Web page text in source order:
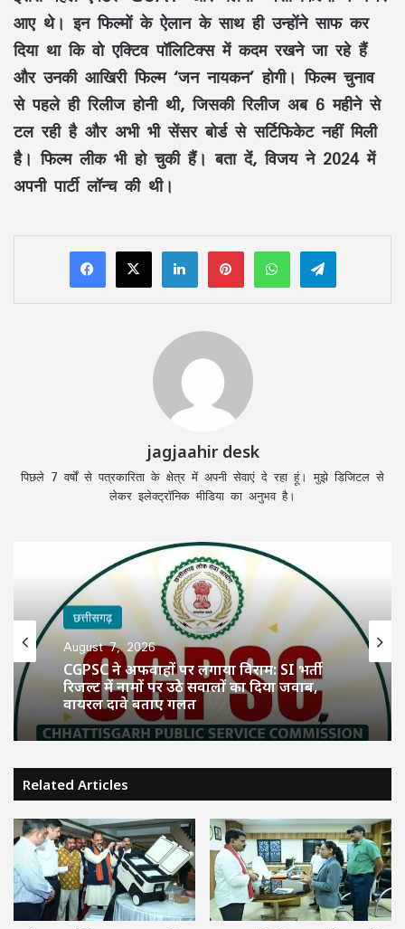
आए थे। इन फिल्मों के ऐलान के साथ ही उन्होंने साफ कर
दिया था कि वो एक्टिव पॉलिटिक्स में कदम रखने जा रहे हैं
और उनकी आखिरी फिल्म ‘जन नायकन’ होगी। फिल्म चुनाव
से पहले ही रिलीज होनी थी, जिसकी रिलीज अब 6 महीने से
टल रही है और अभी भी सेंसर बोर्ड से सर्टिफिकेट नहीं मिली
है। फिल्म लीक भी हो चुकी हैं। बता दें, विजय ने 2024 में
अपनी पार्टी लॉन्च की थी।
LinkedInPinterestWhatsAppTelegram
jagjaahir desk
पिछले 7 वर्षों से पत्रकारिता के क्षेत्र में अपनी सेवाएं दे रहा हूं। मुझे डिजिटल से
लेकर इलेक्ट्रॉनिक मीडिया का अनुभव है।
छत्तीसगढ़
August 7, 2026
CGPSC ने अफवाहों पर लगाया विराम: SI भर्ती
रिजल्ट में नामों पर उठे सवालों का दिया जवाब,
वायरल दावे बताए गलत
Related Articles